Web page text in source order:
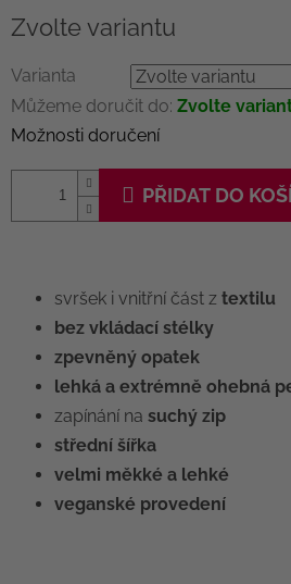
cena:
Zvolte variantu
Varianta
Můžeme doručit do: Zvolte
Možnosti doručení
PŘIDAT DO
svršek i vnitřní část z textilu
bez vkládací stélky
zpevněný opatek
lehká a extrémně ohebná
zapínání na suchý zip
střední šířka
velmi měkké a lehké
veganské provedení